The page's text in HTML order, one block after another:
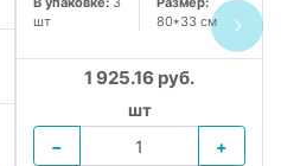
шт
80*33 см
1 925.16 руб.
шт
−
+